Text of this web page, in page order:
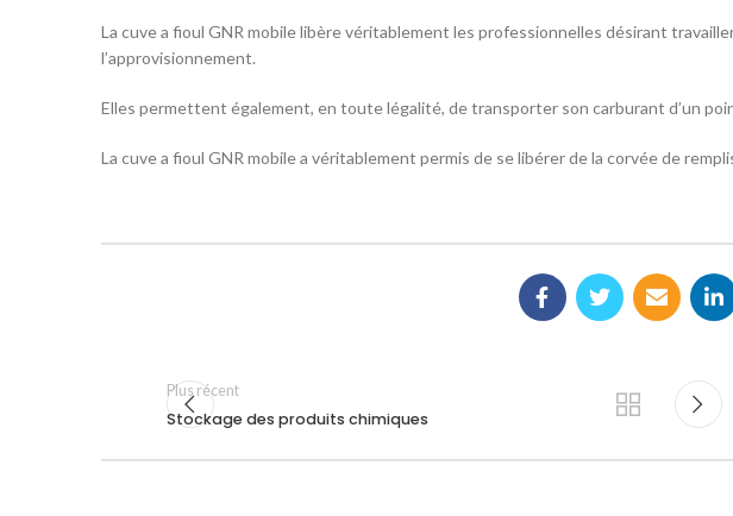
La cuve a fioul GNR mobile libère véritablement les professionnelles désirant
l’approvisionnement.
Elles permettent également, en toute légalité, de transporter son carburant d’un
La cuve a fioul GNR mobile a véritablement permis de se libérer de la corvée de
Plus récent
Stockage des produits chimiques